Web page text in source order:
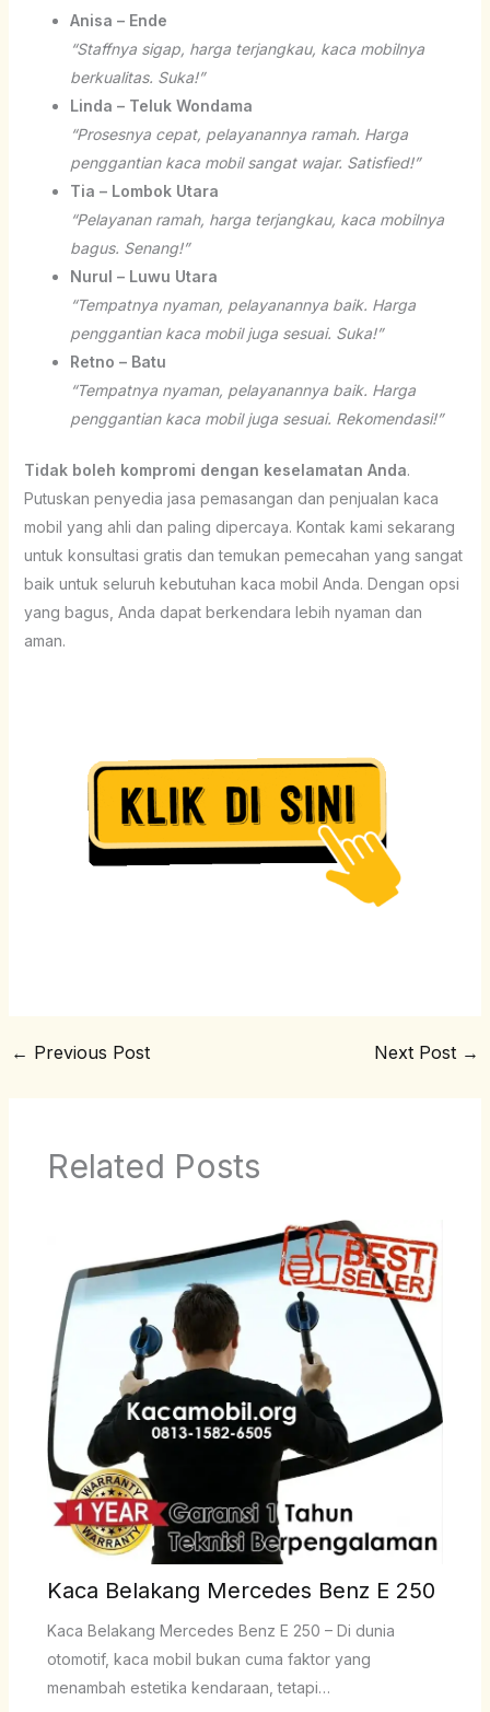
Anisa – Ende
“Staffnya sigap, harga terjangkau, kaca mobilnya
berkualitas. Suka!”
Linda – Teluk Wondama
“Prosesnya cepat, pelayanannya ramah. Harga
penggantian kaca mobil sangat wajar. Satisfied!”
Tia – Lombok Utara
“Pelayanan ramah, harga terjangkau, kaca mobilnya
bagus. Senang!”
Nurul – Luwu Utara
“Tempatnya nyaman, pelayanannya baik. Harga
penggantian kaca mobil juga sesuai. Suka!”
Retno – Batu
“Tempatnya nyaman, pelayanannya baik. Harga
penggantian kaca mobil juga sesuai. Rekomendasi!”
Tidak boleh kompromi dengan keselamatan Anda.
Putuskan penyedia jasa pemasangan dan penjualan kaca
mobil yang ahli dan paling dipercaya. Kontak kami sekarang
untuk konsultasi gratis dan temukan pemecahan yang sangat
baik untuk seluruh kebutuhan kaca mobil Anda. Dengan opsi
yang bagus, Anda dapat berkendara lebih nyaman dan
aman.
← Previous Post Next Post →
Related Posts
Kaca Belakang Mercedes Benz E 250
Kaca Belakang Mercedes Benz E 250 – Di dunia
otomotif, kaca mobil bukan cuma faktor yang
menambah estetika kendaraan, tetapi…